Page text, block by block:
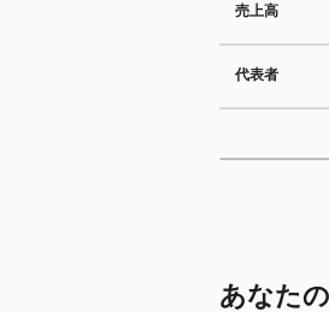
売上高
代表者
あなた